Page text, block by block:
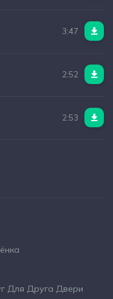
3:47
2:52
2:53
Для Друга Двери